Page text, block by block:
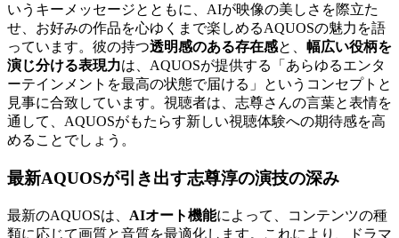
いうキーメッセージとともに、AIが映像の美しさを際立た
せ、お好みの作品を心ゆくまで楽しめるAQUOSの魅力を語
っています。彼の持つ透明感のある存在感と、 幅広い役柄を
演じ分ける表現力は、AQUOSが提供する「あらゆるエンタ
ーテインメントを最高の状態で届ける」というコンセプトと
見事に合致しています。視聴者は、志尊さんの言葉と表情を
通して、AQUOSがもたらす新しい視聴体験への期待感を高
めることでしょう。
最新AQUOSが引き出す志尊淳の演技の深み
最新のAQUOSは、 AIオート機能によって、コンテンツの種
類に応じて画質と音質を最適化します。これにより、ドラマ